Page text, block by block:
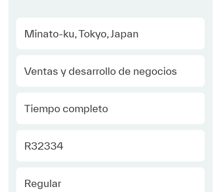
Location
Minato-ku, Tokyo, Japan
Category
Ventas y desarrollo de negocios
type Spanish
Tiempo completo
Required Id
R32334
Employee Type Spanish
Regular